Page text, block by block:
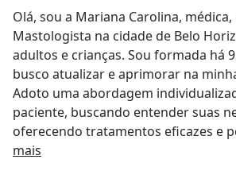
Olá, sou a Mariana Carolina,
Mastologista na cidade de Belo
adultos e crianças. Sou formada há 9 anos e sempre
busco atualizar e aprimorar
Adoto uma abordagem
paciente, buscando entender suas
oferecendo tratamentos eficazes e
para cada caso. Meu objetivo é
mais